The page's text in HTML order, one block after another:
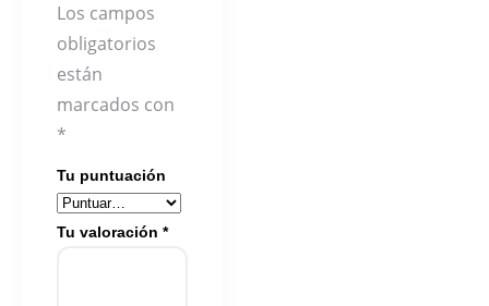
Los campos
obligatorios
están
marcados con
*
Tu puntuación
Tu valoración *